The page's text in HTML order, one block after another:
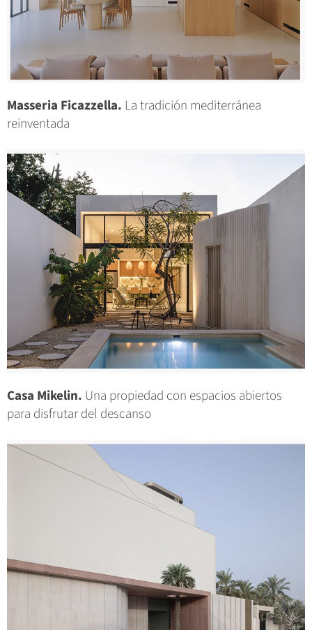
Masseria Ficazzella. La tradición mediterránea
reinventada
Casa Mikelin. Una propiedad con espacios abiertos
para disfrutar del descanso